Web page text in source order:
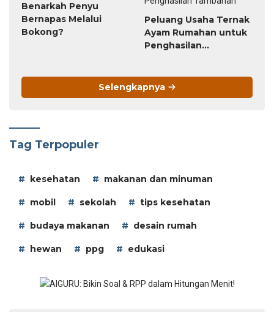
Benarkah Penyu
Bernapas Melalui
Bokong?
Peluang Usaha Ternak
Ayam Rumahan untuk
Penghasilan
Selengkapnya
Tag Terpopuler
kesehatan makanan dan minuman
mobil sekolah tips kesehatan
budaya makanan desain rumah
hewan ppg edukasi